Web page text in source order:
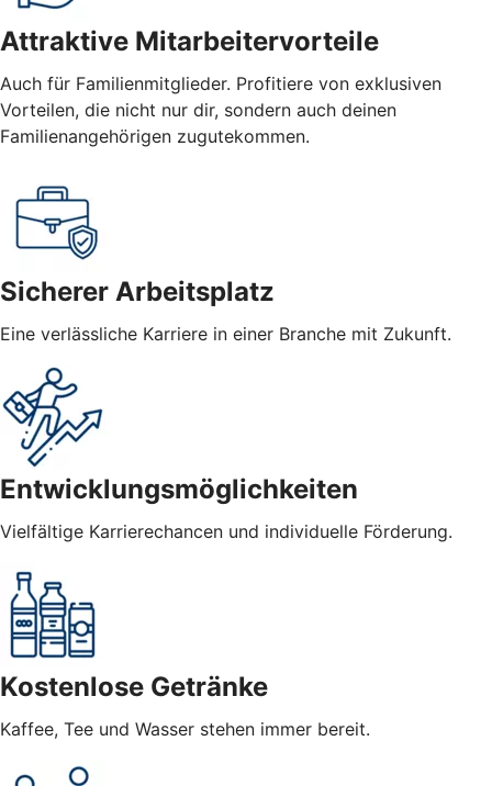
Attraktive Mitarbeitervorteile
Auch für Familienmitglieder. Profitiere von exklusiven
Vorteilen, die nicht nur dir, sondern auch deinen
Familienangehörigen zugutekommen.
Sicherer Arbeitsplatz
Eine verlässliche Karriere in einer Branche mit Zukunft.
Entwicklungsmöglichkeiten
Vielfältige Karrierechancen und individuelle Förderung.
Kostenlose Getränke
Kaffee, Tee und Wasser stehen immer bereit.